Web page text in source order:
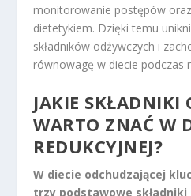
monitorowanie postępów
dietetykiem. Dzięki temu
składników odżywczych i
równowagę w diecie podczas
JAKIE SKŁADNIKI
WARTO ZNAĆ W
REDUKCYJNEJ?
W diecie odchudzającej
trzy podstawowe składniki